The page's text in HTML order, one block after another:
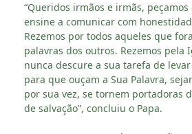
“Queridos irmãos e irmãs,
ensine a comunicar com
Rezemos por todos aqueles que
palavras dos outros. Rezemos pela
nunca descure a sua tarefa de levar
para que ouçam a Sua Palavra,
por sua vez, se tornem portadoras
de salvação”, concluiu o Papa.